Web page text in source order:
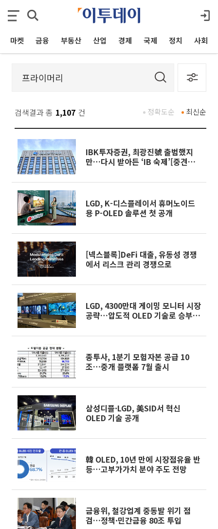
마켓 금융 부동산 산업 경제 국제 정치 사회
검색결과 총 1,107 건 최신순
정확도순
IBK투자증권, 최광진號 출범했지
만…다시 받아든 ‘IB 숙제’[중견증
LGD, K-디스플레이서 휴머노이드
용 P-OLED 솔루션 첫 공개
[넥스블록]DeFi 대출, 유동성 경쟁
에서 리스크 관리 경쟁으로
LGD, 4300만대 게이밍 모니터 시장
공략…압도적 OLED 기술로 승부수
종투사, 1분기 모험자본 공급 10
조…중개 플랫폼 7월 출시
삼성디플·LGD, 美SID서 혁신
OLED 기술 공개
韓 OLED, 10년 만에 시장점유율 반
등…고부가가치 분야 주도 전망
금융위, 철강업계 중동발 위기 점
검…정책·민간금융 80조 투입